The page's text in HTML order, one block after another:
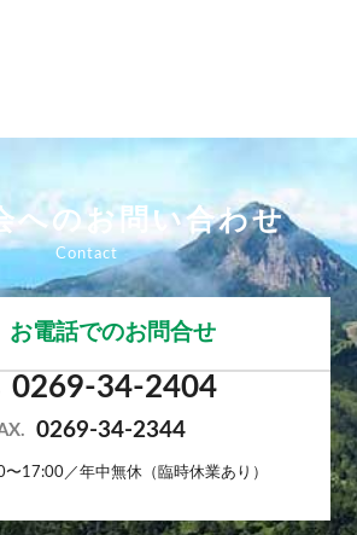
へのお問い合わせ
お電話でのお問合せ
0269-34-2404
0269-34-2344
17:00／年中無休（臨時休業あり）